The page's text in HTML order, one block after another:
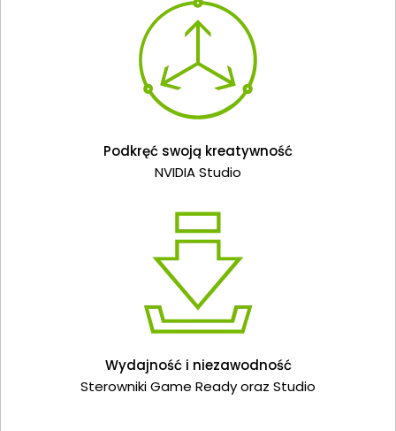
Podkręć swoją kreatywność
NVIDIA Studio
Wydajność i niezawodność
Sterowniki Game Ready oraz Studio